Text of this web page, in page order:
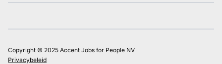
Copyright © 2025 Accent Jobs for People NV
Privacybeleid